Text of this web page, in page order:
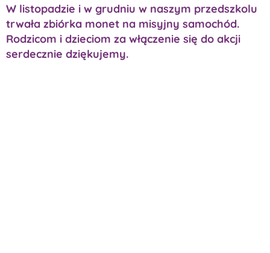
W listopadzie i w grudniu w naszym przedszkolu
trwała zbiórka monet na misyjny samochód.
Rodzicom i dzieciom za włączenie się do akcji
serdecznie dziękujemy.